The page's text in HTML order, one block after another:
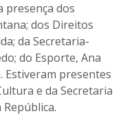
presença dos
dos Direitos
da Secretaria-
do Esporte, Ana
Estiveram presentes
e da Secretaria